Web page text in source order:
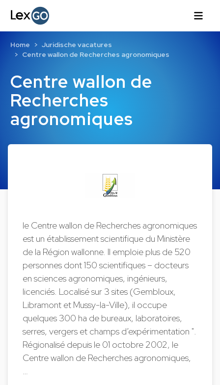
Centre wallon de
Recherches
agronomiques
Home
Juridische vacatures
Centre wallon de Recherches agronomiques
le Centre wallon de Recherches agronomiques
est un établissement scientifique du Ministère
de la Région wallonne. Il emploie plus de 520
personnes dont 150 scientifiques – docteurs
en sciences agronomiques, ingénieurs,
licenciés. Localisé sur 3 sites (Gembloux,
Libramont et Mussy-la-Ville), il occupe
quelques 300 ha de bureaux, laboratoires,
serres, vergers et champs d’expérimentation ".
Régionalisé depuis le 01 octobre 2002, le
Centre wallon de Recherches agronomiques,
…